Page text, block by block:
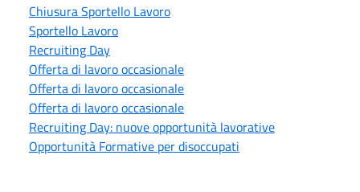
Chiusura Sportello Lavoro
Sportello Lavoro
Recruiting Day
Offerta di lavoro occasionale
Offerta di lavoro occasionale
Offerta di lavoro occasionale
Recruiting Day: nuove opportunità lavorative
Opportunità Formative per disoccupati